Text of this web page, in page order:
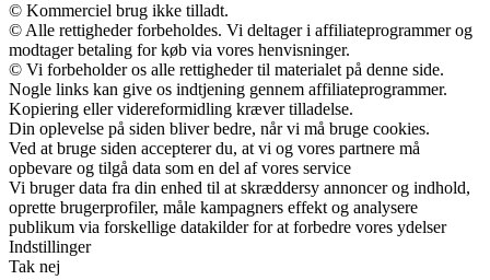
© Kommerciel brug ikke tilladt.
© Alle rettigheder forbeholdes. Vi deltager i affiliateprogrammer og
modtager betaling for køb via vores henvisninger.
© Vi forbeholder os alle rettigheder til materialet på denne side.
Nogle links kan give os indtjening gennem affiliateprogrammer.
Kopiering eller videreformidling kræver tilladelse.
Din oplevelse på siden bliver bedre, når vi må bruge cookies.
Ved at bruge siden accepterer du, at vi og vores partnere må
opbevare og tilgå data som en del af vores service
Vi bruger data fra din enhed til at skræddersy annoncer og indhold,
oprette brugerprofiler, måle kampagners effekt og analysere
publikum via forskellige datakilder for at forbedre vores ydelser
Indstillinger
Tak nej